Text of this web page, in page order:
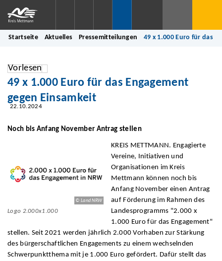
Startseite Aktuelles Pressemitteilungen 49 x 1.000 Euro für das
Vorlesen
49 x 1.000 Euro für das Engagement
gegen Einsamkeit
22.10.2024
Noch bis Anfang November Antrag stellen
© Land NRW
Logo 2.000x1.000
KREIS METTMANN. Engagierte
Vereine, Initiativen und
Organisationen im Kreis
Mettmann können noch bis
Anfang November einen Antrag
auf Förderung im Rahmen des
Landesprogramms "2.000 x
1.000 Euro für das Engagement"
stellen. Seit 2021 werden jährlich 2.000 Vorhaben zur Stärkung
des bürgerschaftlichen Engagements zu einem wechselnden
Schwerpunktthema mit je 1.000 Euro gefördert. Dafür stellt das